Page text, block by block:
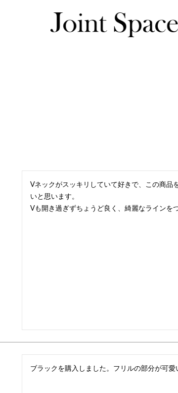
Vネックがスッキリしていて好きで、この商品
いと思います。
Vも開き過ぎずちょうど良く、綺麗なラインを
ブラックを購入しました。フリルの部分が可